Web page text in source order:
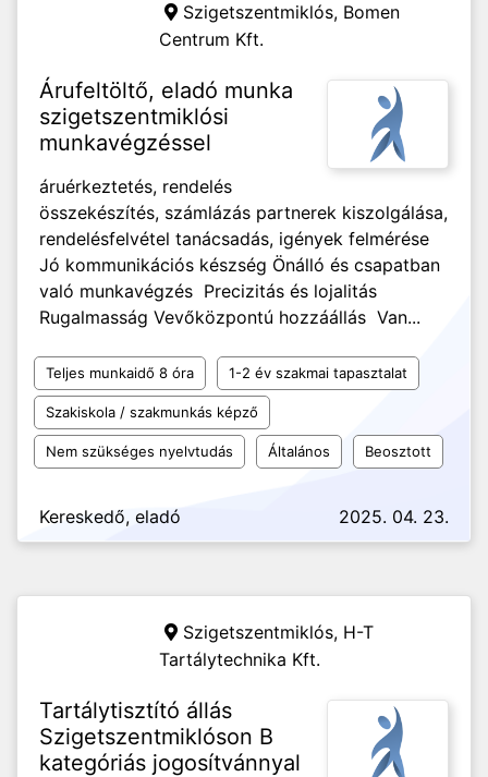
Szigetszentmiklós, Bomen
Centrum Kft.
Árufeltöltő, eladó munka
szigetszentmiklósi
munkavégzéssel
áruérkeztetés, rendelés
összekészítés, számlázás partnerek kiszolgálása,
rendelésfelvétel tanácsadás, igények felmérése
Jó kommunikációs készség Önálló és csapatban
való munkavégzés Precizitás és lojalitás
Rugalmasság Vevőközpontú hozzáállás Van...
Teljes munkaidő 8 óra 1-2 év szakmai tapasztalat
Szakiskola / szakmunkás képző
Nem szükséges nyelvtudás Általános Beosztott
Kereskedő, eladó 2025. 04. 23.
Szigetszentmiklós, H-T
Tartálytechnika Kft.
Tartálytisztító állás
Szigetszentmiklóson B
kategóriás jogosítvánnyal